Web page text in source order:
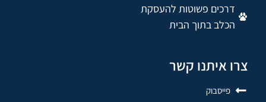
דרכים פשוטות להעסקת
הכלב בתוך הבית
צרו איתנו קשר
פייסבוק